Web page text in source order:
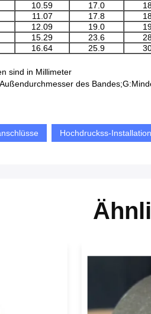
10.59 17.0
11.07 17.8
12.09 19.0
15.29 23.6
16.64 25.9
sind in Millimeter
Außendurchmesser des Bandes;G:
Hochdruckss-